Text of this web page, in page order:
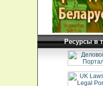
Ресурсы в